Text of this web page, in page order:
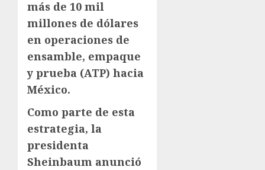
más de 10 mil
millones de dólares
en operaciones de
ensamble, empaque
y prueba (ATP) hacia
México.
Como parte de esta
estrategia, la
presidenta
Sheinbaum anunció